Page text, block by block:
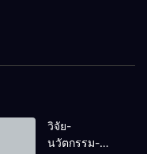
วิจัย-
นวัตกรรม-